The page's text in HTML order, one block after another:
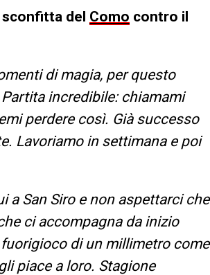
sconfitta del Como contro il
di magia, per questo
incredibile: chiamami
perdere così. Già successo
Lavoriamo in settimana e poi
a San Siro e non aspettarci che
ci accompagna da inizio
di un millimetro come
piace a loro. Stagione